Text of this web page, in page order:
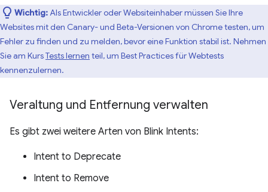
Wichtig:Als Entwickler oder Websiteinhaber müssen Sie Ihre
Websites mit den Canary- und Beta-Versionen von Chrome testen, um
Fehler zu finden und zu melden, bevor eine Funktion stabil ist. Nehmen
Sie am KursTests lernen teil, um Best Practices für Webtests
kennenzulernen.
Veraltung und Entfernung verwalten
Es gibt zwei weitere Arten von Blink Intents:
Intent to Deprecate
Intent to Remove